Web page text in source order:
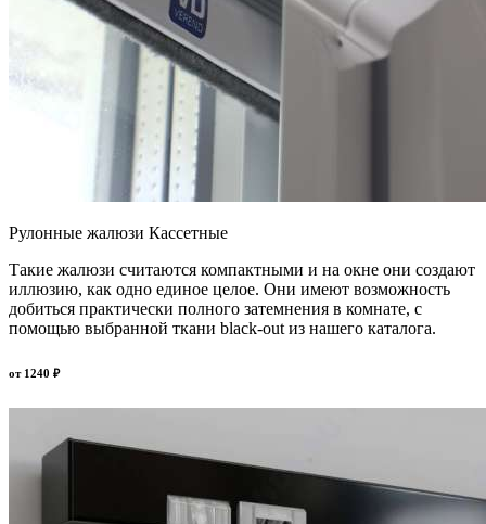
Рулонные жалюзи Кассетные
Такие жалюзи считаются компактными и на окне они создают
иллюзию, как одно единое целое. Они имеют возможность
добиться практически полного затемнения в комнате, с
помощью выбранной ткани black-out из нашего каталога.
от 1240 ₽